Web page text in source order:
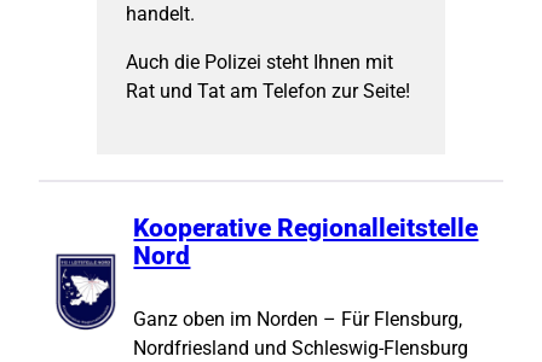
handelt.
Auch die Polizei steht Ihnen mit
Rat und Tat am Telefon zur Seite!
Kooperative Regionalleitstelle
Nord
Ganz oben im Norden – Für Flensburg,
Nordfriesland und Schleswig-Flensburg